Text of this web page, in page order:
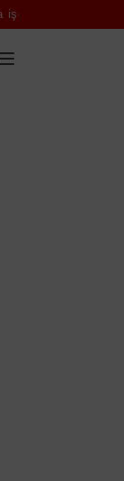
Qızdırılmış şişlə
Müsahibə